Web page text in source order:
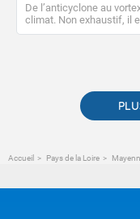
De l’anticyclone au
climat. Non exhaustif, il
publications. Vous y
Accueil Pays de la Loire